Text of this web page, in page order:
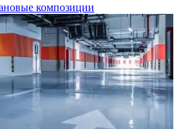
композиции